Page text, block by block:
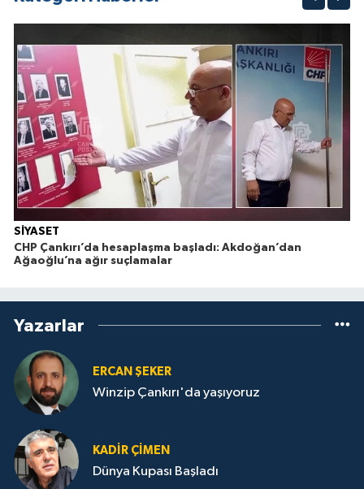
SİYASET
CHP Çankırı’da hesaplaşma başladı: Akdoğan’dan
Ağaoğlu’na ağır suçlamalar
Yazarlar
ERCAN ŞEKER
Winzip Çankırı'da yaşıyoruz
KADIR ÇIMEN
Dünya Kupası Başladı